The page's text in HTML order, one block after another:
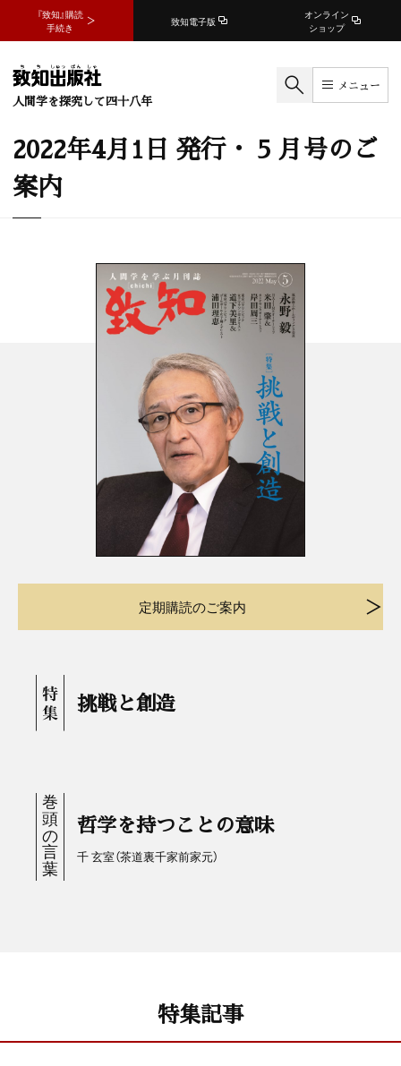
『致知』購読
手続き
致知電子版
オンライン
ショップ
人間学を探究して四十八年
メニュー
2022年4月1日 発行・ 5 月号のご
案内
定期購読のご案内
挑戦と創造
哲学を持つことの意味
千 玄室（茶道裏千家前家元）
特集記事